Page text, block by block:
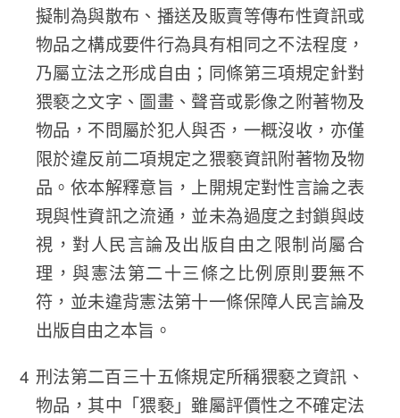
擬制為與散布、播送及販賣等傳布性資訊或
物品之構成要件行為具有相同之不法程度，
乃屬立法之形成自由；同條第三項規定針對
猥褻之文字、圖畫、聲音或影像之附著物及
物品，不問屬於犯人與否，一概沒收，亦僅
限於違反前二項規定之猥褻資訊附著物及物
品。依本解釋意旨，上開規定對性言論之表
現與性資訊之流通，並未為過度之封鎖與歧
視，對人民言論及出版自由之限制尚屬合
理，與憲法第二十三條之比例原則要無不
符，並未違背憲法第十一條保障人民言論及
出版自由之本旨。
刑法第二百三十五條規定所稱猥褻之資訊、
物品，其中「猥褻」雖屬評價性之不確定法